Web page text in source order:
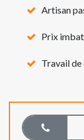
Artisan
Prix
Travail